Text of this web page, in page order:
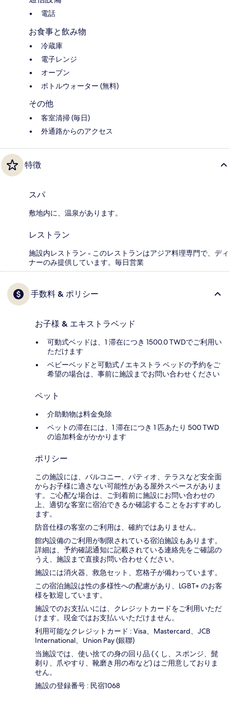
電話
お食事と飲み物
冷蔵庫
電子レンジ
オーブン
ボトルウォーター (無料)
その他
客室清掃 (毎日)
外通路からのアクセス
特徴
スパ
敷地内に、温泉があります。
レストラン
施設内レストラン - このレストランはアジア料理専門で、ディ
ナーのみ提供しています。毎日営業
手数料 & ポリシー
お子様 & エキストラベッド
可動式ベッドは、1 滞在につき 1500.0 TWDでご利用い
ただけます
ベビーベッドと可動式 / エキストラ ベッドの予約をご
希望の場合は、事前に施設までお問い合わせください
ペット
介助動物は料金免除
ペットの滞在には、1 滞在につき 1 匹あたり 500 TWD
の追加料金がかかります
ポリシー
この施設には、バルコニー、パティオ、テラスなど安全面
からお子様に適さない可能性がある屋外スペースがありま
す。ご心配な場合は、ご到着前に施設にお問い合わせの
上、適切な客室に宿泊できるか確認することをおすすめし
ます。
防音仕様の客室のご利用は、確約ではありません。
館内設備のご利用が制限されている宿泊施設もあります。
詳細は、予約確認通知に記載されている連絡先をご確認の
うえ、施設まで直接お問い合わせください。
施設には消火器、救急セット、窓格子が備わっています。
この宿泊施設は性の多様性への配慮があり、LGBT+ のお客
様を歓迎しています。
施設でのお支払いには、クレジットカードをご利用いただ
けます。現金ではお支払いいただけません。
利用可能なクレジットカード : Visa、Mastercard、JCB
International、Union Pay (銀聯)
当施設では、使い捨ての身の回り品 (くし、スポンジ、髭
剃り、爪やすり、靴磨き用の布など) はご用意しておりま
せん。
施設の登録番号 : 民宿1068